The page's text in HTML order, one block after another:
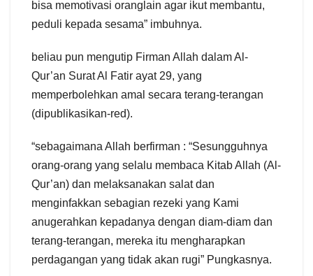
bisa memotivasi oranglain agar ikut membantu,
peduli kepada sesama” imbuhnya.
beliau pun mengutip Firman Allah dalam Al-
Qur’an Surat Al Fatir ayat 29, yang
memperbolehkan amal secara terang-terangan
(dipublikasikan-red).
“sebagaimana Allah berfirman : “Sesungguhnya
orang-orang yang selalu membaca Kitab Allah (Al-
Qur’an) dan melaksanakan salat dan
menginfakkan sebagian rezeki yang Kami
anugerahkan kepadanya dengan diam-diam dan
terang-terangan, mereka itu mengharapkan
perdagangan yang tidak akan rugi” Pungkasnya.